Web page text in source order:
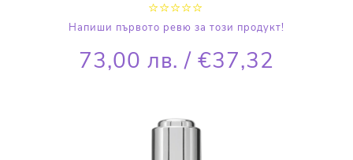
Напиши първото ревю за този продукт!
73,00 лв. / €37,32